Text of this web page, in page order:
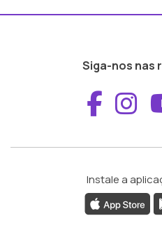
Siga-nos nas
Instale a